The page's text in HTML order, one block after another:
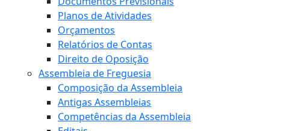
Planos de Atividades
Orçamentos
Relatórios de Contas
Direito de Oposição
Assembleia de Freguesia
Composição da Assembleia
Antigas Assembleias
Competências da Assembleia